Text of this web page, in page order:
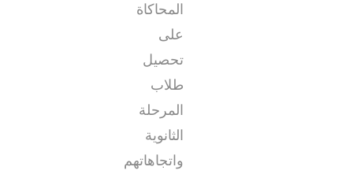
المحاكاة
على
تحصيل
طلاب
المرحلة
الثانوية
واتجاهاتهم